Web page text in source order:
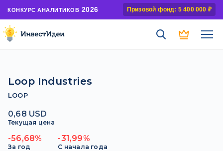
КОНКУРС АНАЛИТИКОВ 2026 Призовой фонд: 5 400 000 ₽
Loop Industries
LOOP
0,68 USD
Текущая цена
-56,68%
За год
-31,99%
С начала года